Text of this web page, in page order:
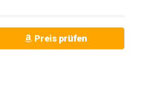
Preis prüfen